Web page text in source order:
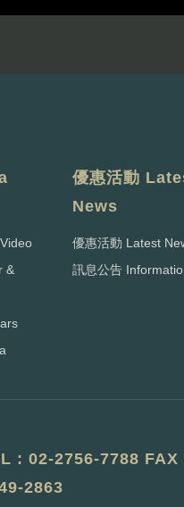
&
優惠活動
News
優惠活動 Latest
訊息公告
: 02-2756-7788 FAX
2863